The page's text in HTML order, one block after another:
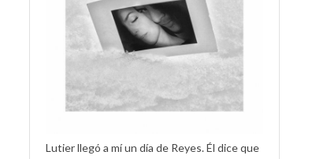
Lutier llegó a mí un día de Reyes. Él dice que